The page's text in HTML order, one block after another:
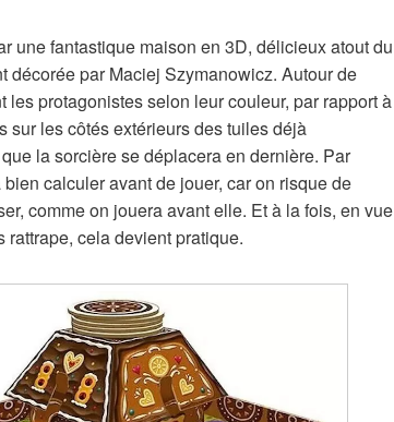
une fantastique maison en 3D, délicieux atout du
décorée par Maciej Szymanowicz. Autour de
les protagonistes selon leur couleur, par rapport à
sur les côtés extérieurs des tuiles déjà
la sorcière se déplacera en dernière. Par
calculer avant de jouer, car on risque de
comme on jouera avant elle. Et à la fois, en vue
rattrape, cela devient pratique.